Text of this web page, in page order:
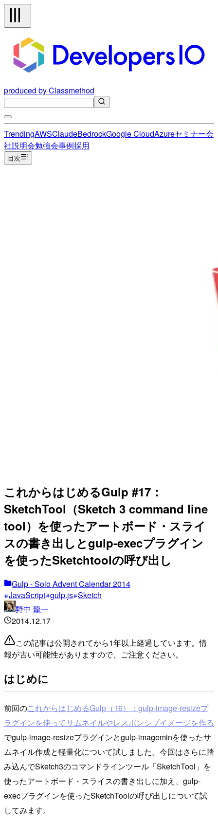
produced by Classmethod
TrendingAWSClaudeBedrockGoogle CloudAzureセミナー会
社説明会勉強会事例採用
目次
これからはじめるGulp #17：
SketchTool（Sketch 3 command line
tool）を使ったアートボード・スライ
スの書き出しとgulp-execプラグイン
を使ったSketchtoolの呼び出し
Gulp - Solo Advent Calendar 2014
JavaScript gulp.js Sketch
野中 龍一
2014.12.17
この記事は公開されてから1年以上経過しています。情
報が古い可能性がありますので、ご注意ください。
はじめに
前回のこれからはじめるGulp（16）：gulp-image-resizeプ
ラグインを使ってサムネイルやレスポンシブイメージを作る
でgulp-image-resizeプラグインとgulp-imageminを使ったサ
ムネイル作成と軽量化について試しました。今回はさらに踏
み込んでSketch3のコマンドラインツール「SketchTool」を
使ったアートボード・スライスの書き出しに加え、gulp-
execプラグインを使ったSketchToolの呼び出しについて試
してみます。